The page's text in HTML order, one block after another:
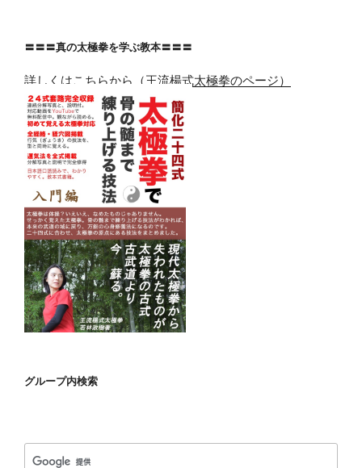
ペ
ジ
送
り
〓〓〓真の太極拳を学ぶ教本〓〓〓
詳しくはこちらから（王流楊式太極拳のページ）
グループ内検索